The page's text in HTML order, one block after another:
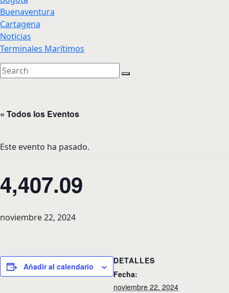
Buenaventura
Cartagena
Noticias
Terminales Marítimos
« Todos los Eventos
Este evento ha pasado.
4,407.09
noviembre 22, 2024
Añadir al calendario
DETALLES
Fecha:
noviembre 22, 2024